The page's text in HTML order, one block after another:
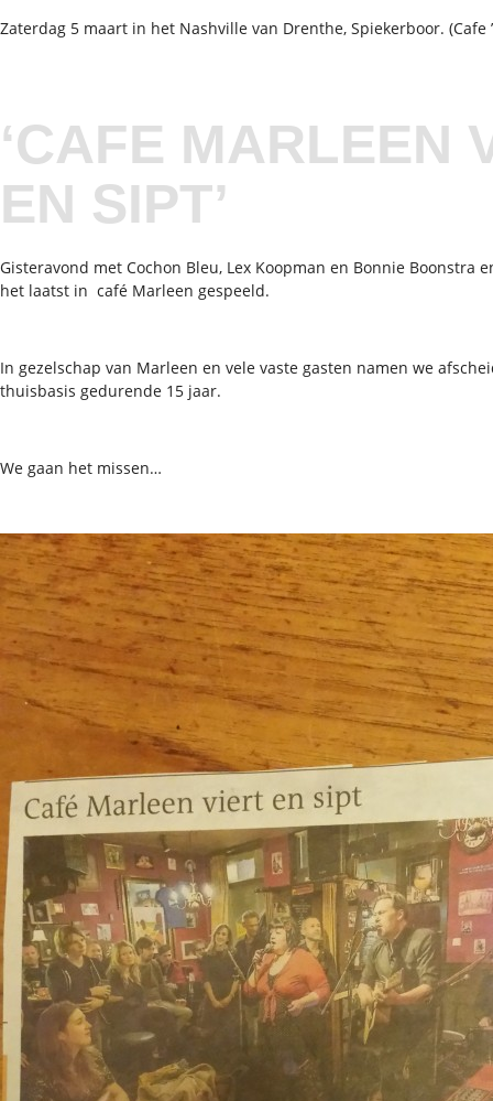
Zaterdag 5 maart in het Nashville van Drenthe, Spiekerboor. (Cafe
‘CAFE MARLEEN
EN SIPT’
Gisteravond met Cochon Bleu, Lex Koopman en Bonnie Boonstra
het laatst in café Marleen gespeeld.
In gezelschap van Marleen en vele vaste gasten namen we
thuisbasis gedurende 15 jaar.
We gaan het missen…